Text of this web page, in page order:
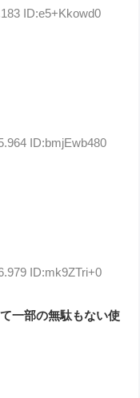
ID:e5+Kkowd0
ID:bmjEwb480
ID:mk9ZTri+0
一部の無駄もない使